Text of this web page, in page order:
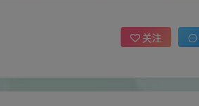
关注